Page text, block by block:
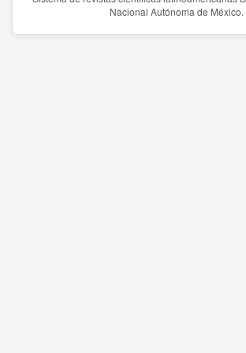
Nacional Autónoma de México.